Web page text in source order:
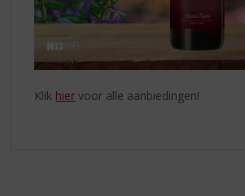
Klik hier voor alle aanbiedingen!